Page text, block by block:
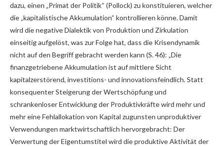
dazu, einen „Primat der Politik“ (Pollock) zu konstituieren, welcher
die „kapitalistische Akkumulation“ kontrollieren könne. Damit
wird die negative Dialektik von Produktion und Zirkulation
einseitig aufgelöst, was zur Folge hat, dass die Krisendynamik
nicht auf den Begriff gebracht werden kann (S. 46): „Die
finanzgetriebene Akkumulation ist auf mittlere Sicht
kapitalzerstörend, investitions- und innovationsfeindlich. Statt
konsequenter Steigerung der Wertschöpfung und
schrankenloser Entwicklung der Produktivkräfte wird mehr und
mehr eine Fehlallokation von Kapital zugunsten unproduktiver
Verwendungen marktwirtschaftlich hervorgebracht: Der
Verwertung der Eigentumstitel wird die produktive Aktivität der